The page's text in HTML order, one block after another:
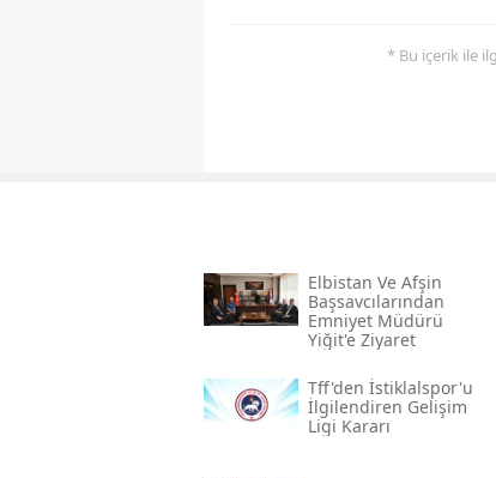
* Bu içerik ile
Elbistan Ve Afşin
Başsavcılarından
Emniyet Müdürü
Yiğit'e Ziyaret
Tff'den İstiklalspor'u
İlgilendiren Gelişim
Ligi Kararı